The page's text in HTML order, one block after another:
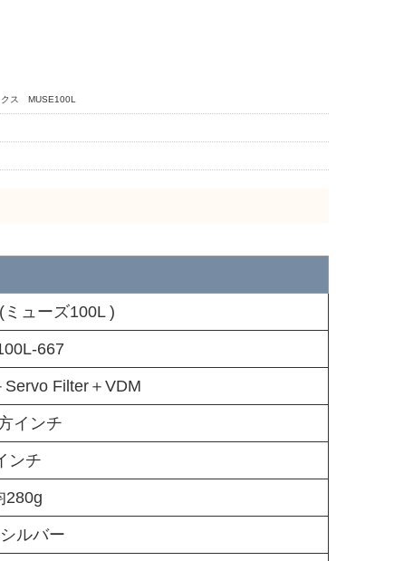
ス MUSE100L
ューズ100L )
667
Filter＋VDM
インチ
ンチ
280g
ルバー